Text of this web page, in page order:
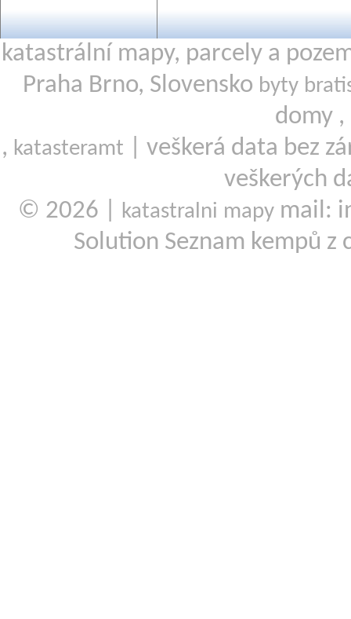
katastrální mapy, parcely a
Praha Brno, Slovensko byty
domy ,
, katasteramt
| veškerá data bez
veškerých
© 2026 |
katastralni mapy mail:
Solution Seznam kempů z